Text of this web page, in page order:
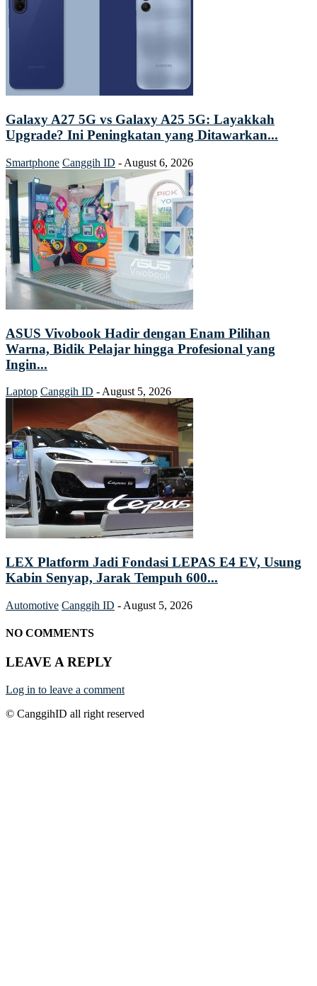
Galaxy A27 5G vs Galaxy A25 5G: Layakkah
Upgrade? Ini Peningkatan yang Ditawarkan...
Smartphone Canggih ID - August 6, 2026
ASUS Vivobook Hadir dengan Enam Pilihan
Warna, Bidik Pelajar hingga Profesional yang
Ingin...
Laptop Canggih ID - August 5, 2026
LEX Platform Jadi Fondasi LEPAS E4 EV, Usung
Kabin Senyap, Jarak Tempuh 600...
Automotive Canggih ID - August 5, 2026
NO COMMENTS
LEAVE A REPLY
Log in to leave a comment
© CanggihID all right reserved